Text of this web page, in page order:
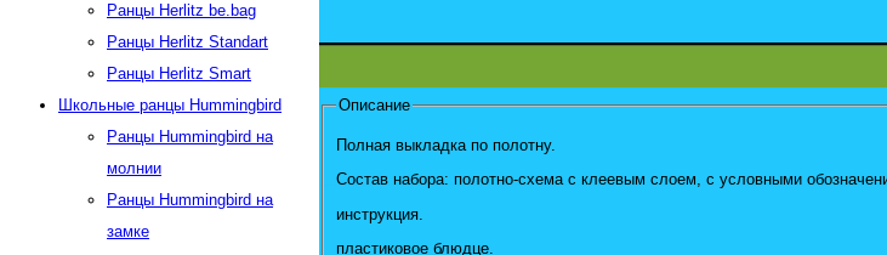
Ранцы Herlitz be.bag
Ранцы Herlitz Standart
Ранцы Herlitz Smart
Школьные ранцы Hummingbird
Ранцы Hummingbird на
молнии
Ранцы Hummingbird на
замке
Описание
Полная выкладка по полотну.
Состав набора: полотно-схема с клеевым слоем, с условными
инструкция.
пластиковое блюдце.